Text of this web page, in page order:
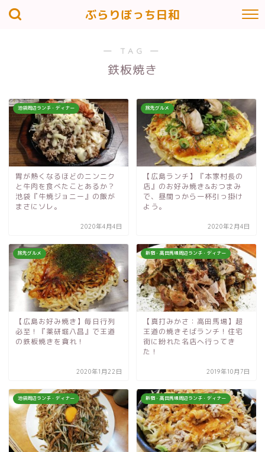
ぶらりぼっち日和
― TAG ―
鉄板焼き
池袋周辺ランチ・ディナー
胃が熱くなるほどのニンニク
と牛肉を食べたことあるか？
池袋『牛焼ジョニー』の飯が
まさにソレ。
2020年4月4日
旅先グルメ
【広島ランチ】『本家村長の
店』のお好み焼き&おつまみ
で、昼間っから一杯引っ掛け
よう。
2020年2月4日
旅先グルメ
【広島お好み焼き】毎日行列
必至！『薬研堀八昌』で王道
の鉄板焼きを貪れ！
2020年1月22日
新宿・高田馬場周辺ランチ・ディナー
【真打みかさ：高田馬場】超
王道の焼きそばランチ！住宅
街に紛れた名店へ行ってき
た！
2019年10月7日
池袋周辺ランチ・ディナー 新宿・高田馬場周辺ランチ・ディナー